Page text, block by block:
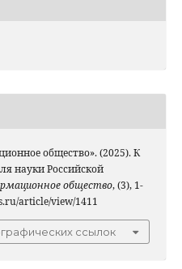
общество». (2025). К
науки Российской
общество, (3), 1-
article/view/1411
ссылок